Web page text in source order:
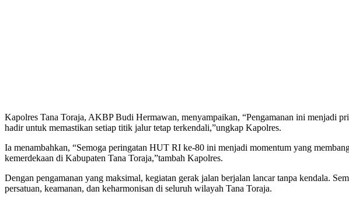
Kapolres Tana Toraja, AKBP Budi Hermawan, menyampaikan, “Pengamanan ini menjadi
hadir untuk memastikan setiap titik jalur tetap terkendali,”ungkap Kapolres.
Ia menambahkan, “Semoga peringatan HUT RI ke-80 ini menjadi momentum yang
kemerdekaan di Kabupaten Tana Toraja,”tambah Kapolres.
Dengan pengamanan yang maksimal, kegiatan gerak jalan berjalan lancar tanpa kendala.
persatuan, keamanan, dan keharmonisan di seluruh wilayah Tana Toraja.